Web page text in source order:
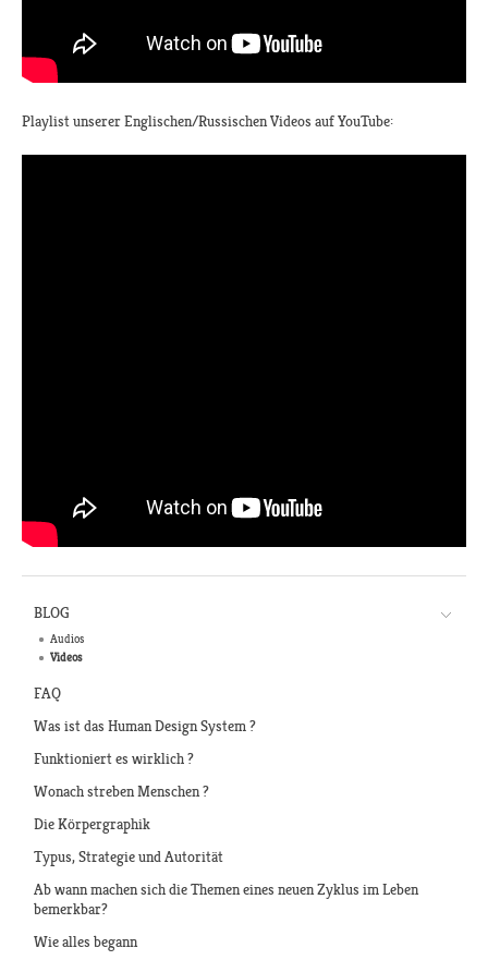
Playlist unserer Englischen/Russischen Videos auf YouTube:
BLOG
Audios
Videos
FAQ
Was ist das Human Design System ?
Funktioniert es wirklich ?
Wonach streben Menschen ?
Die Körpergraphik
Typus, Strategie und Autorität
Ab wann machen sich die Themen eines neuen Zyklus im Leben
bemerkbar?
Wie alles begann